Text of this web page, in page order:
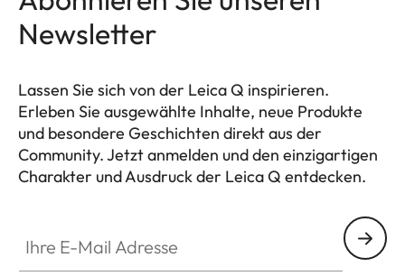
Newsletter
Lassen Sie sich von der Leica Q inspirieren.
Erleben Sie ausgewählte Inhalte, neue Produkte
und besondere Geschichten direkt aus der
Community. Jetzt anmelden und den einzigartigen
Charakter und Ausdruck der Leica Q entdecken.